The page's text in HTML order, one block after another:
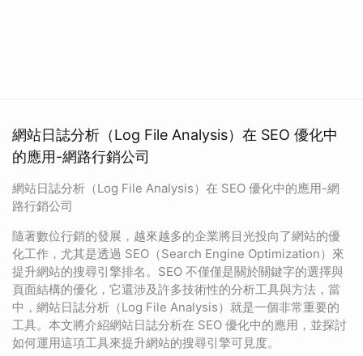
網站日誌分析（Log File Analysis）在 SEO 優化中
的應用-網路行銷公司
網站日誌分析（Log File Analysis）在 SEO 優化中的應用-網
路行銷公司
隨著數位行銷的發展，越來越多的企業將目光投向了網站的優
化工作，尤其是透過 SEO（Search Engine Optimization）來
提升網站的搜尋引擎排名。SEO 不僅僅是關於關鍵字的選擇與
頁面結構的優化，它還涉及許多技術性的分析工具與方法，當
中，網站日誌分析（Log File Analysis）就是一個非常重要的
工具。本文將介紹網站日誌分析在 SEO 優化中的應用，並探討
如何運用這項工具來提升網站的搜尋引擎可見度。